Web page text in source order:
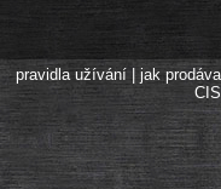
pravidla užívání| jak